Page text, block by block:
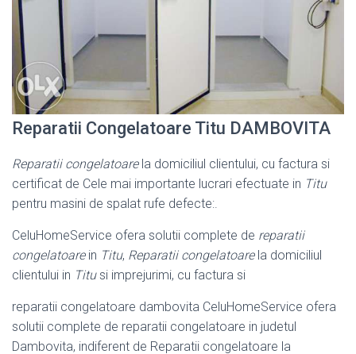
Reparatii Congelatoare Titu DAMBOVITA
Reparatii congelatoarela domiciliul clientului, cu factura si
certificat de Cele mai importante lucrari efectuate in Titu
pentru masini de spalat rufe defecte:.
CeluHomeService ofera solutii complete de reparatii
congelatoarein Titu, Reparatii congelatoarela domiciliul
clientului in Titusi imprejurimi, cu factura si
reparatii congelatoare dambovita CeluHomeService ofera
solutii complete de reparatii congelatoare in judetul
Dambovita, indiferent de Reparatii congelatoare la